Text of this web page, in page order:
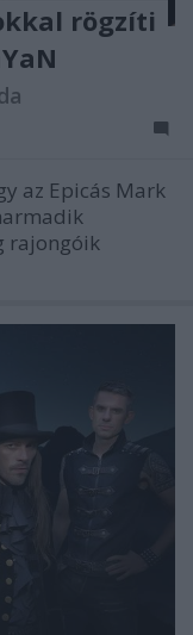
rögzíti
az Epicás Mark
rajongóik